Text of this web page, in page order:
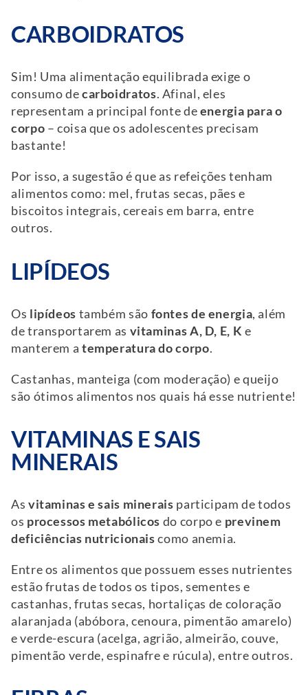
Sim! Uma alimentação equilibrada exige o
consumo decarboidratos. Afinal, eles
representam a principal fonte deenergia para o
corpo – coisa que os adolescentes precisam
bastante!
Por isso, a sugestão é que as refeições tenham
alimentos como: mel, frutas secas, pães e
biscoitos integrais, cereais em barra, entre
outros.
LIPÍDEOS
Os lipídeos também são fontes de energia, além
de transportarem as vitaminas A, D, E, K e
manterem a temperatura do corpo.
Castanhas, manteiga (com moderação) e queijo
são ótimos alimentos nos quais há esse nutriente!
VITAMINAS E SAIS
MINERAIS
As vitaminas e sais minerais participam de todos
os processos metabólicos do corpo e previnem
deficiências nutricionaiscomo anemia.
Entre os alimentos que possuem esses nutrientes
estão frutas de todos os tipos, sementes e
castanhas, frutas secas, hortaliças de coloração
alaranjada (abóbora, cenoura, pimentão amarelo)
e verde-escura (acelga, agrião, almeirão, couve,
pimentão verde, espinafre e rúcula), entre outros.